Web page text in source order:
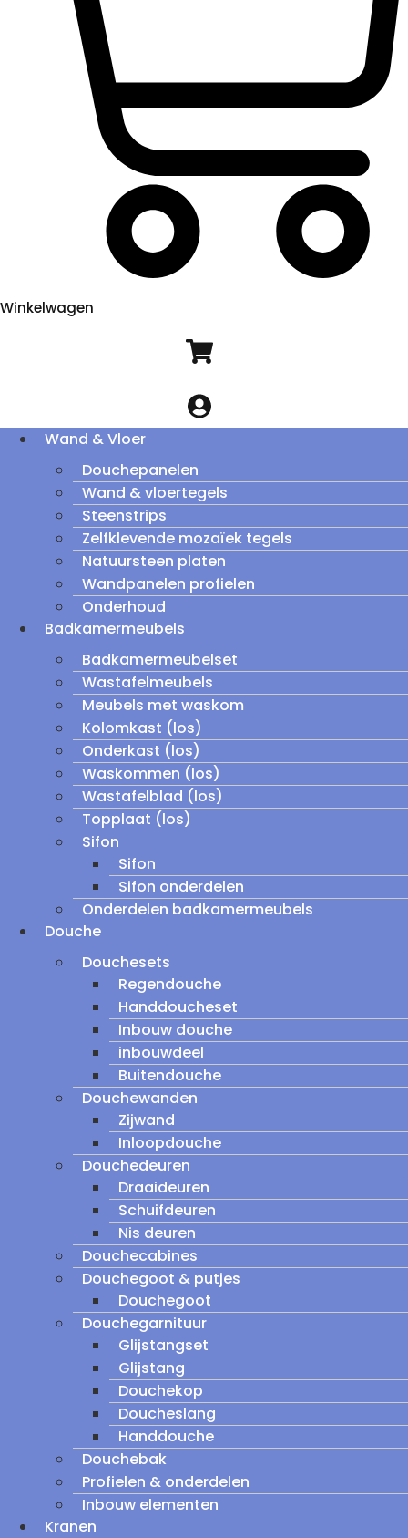
Winkelwagen
Wand & Vloer
Douchepanelen
Wand & vloertegels
Steenstrips
Zelfklevende mozaïek tegels
Natuursteen platen
Wandpanelen profielen
Onderhoud
Badkamermeubels
Badkamermeubelset
Wastafelmeubels
Meubels met waskom
Kolomkast (los)
Onderkast (los)
Waskommen (los)
Wastafelblad (los)
Topplaat (los)
Sifon
Sifon
Sifon onderdelen
Onderdelen badkamermeubels
Douche
Douchesets
Regendouche
Handdoucheset
Inbouw douche
inbouwdeel
Buitendouche
Douchewanden
Zijwand
Inloopdouche
Douchedeuren
Draaideuren
Schuifdeuren
Nis deuren
Douchecabines
Douchegoot & putjes
Douchegoot
Douchegarnituur
Glijstangset
Glijstang
Douchekop
Doucheslang
Handdouche
Douchebak
Profielen & onderdelen
Inbouw elementen
Kranen